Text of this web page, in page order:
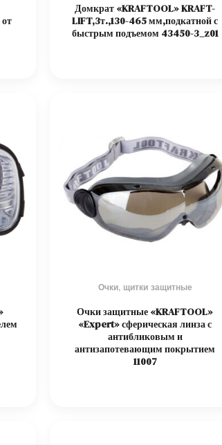
Домкрат «KRAFTOOL» KRAFT-
LIFT,3т.,130-465 мм,подкатной с
быстрым подъемом 43450-3_z01
Очки, щитки защитные
Очки защитные «KRAFTOOL»
«Expert» сферическая линза с
антибликовым и
антизапотевающим покрытием
11007